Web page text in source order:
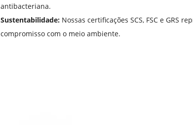
antibacteriana.
Sustentabilidade: Nossas certificações SCS, FSC e GRS
compromisso com o meio ambiente.